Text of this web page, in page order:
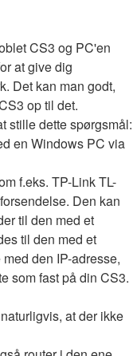
CS3 og PC'en
at give dig
Det kan man godt,
op til det.
stille dette spørgsmål:
en Windows PC via
f.eks. TP-Link TL-
Den kan
til den med et
til den med et
den IP-adresse,
som fast på din CS3.
at der ikke